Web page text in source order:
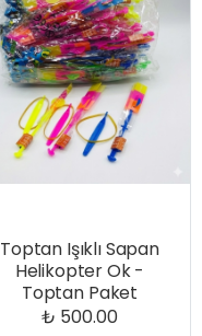
Toptan Işıklı Sapan
Helikopter Ok -
Toptan Paket
₺ 500.00